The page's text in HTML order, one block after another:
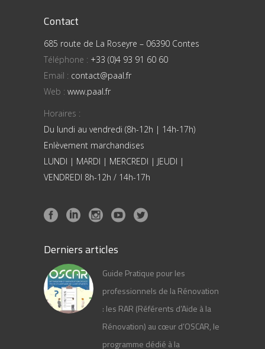
Contact
685 route de La Roseyre – 06390 Contes
Téléphone : +33 (0)4 93 91 60 60
Email : contact@paal.fr
Web : www.paal.fr
Horaires :
Du lundi au vendredi (8h-12h | 14h-17h)
Enlèvement marchandises
LUNDI | MARDI | MERCREDI | JEUDI |
VENDREDI 8h-12h / 14h-17h
Derniers articles
Guide Pratique pour les
professionnels de la Rénovation
: les RAR (Référents d’Aide à la
Rénovation) au cœur d’OSCAR, le
programme dédié à la